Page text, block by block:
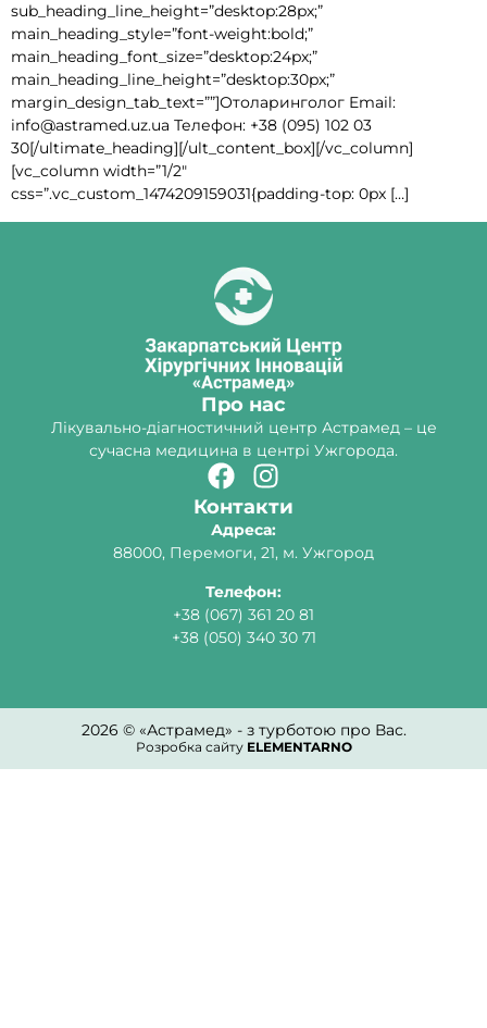
sub_heading_line_height=”desktop:28px;”
main_heading_style=”font-weight:bold;”
main_heading_font_size=”desktop:24px;”
main_heading_line_height=”desktop:30px;”
margin_design_tab_text=””]Отоларинголог Email:
info@astramed.uz.ua Телефон: +38 (095) 102 03
30[/ultimate_heading][/ult_content_box][/vc_column]
[vc_column width=”1/2″
css=”.vc_custom_1474209159031{padding-top: 0px […]
Про нас
Лікувально-діагностичний центр Астрамед – це
сучасна медицина в центрі Ужгорода.
Контакти
Адреса:
88000, Перемоги, 21, м. Ужгород
Телефон:
+38 (067) 361 20 81
+38 (050) 340 30 71
2026 © «Астрамед» - з турботою про Вас.
Розробка сайту ELEMENTARNO